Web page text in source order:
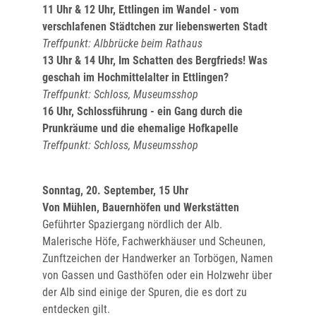
11 Uhr & 12 Uhr, Ettlingen im Wandel - vom
verschlafenen Städtchen zur liebenswerten Stadt
Treffpunkt: Albbrücke beim Rathaus
13 Uhr & 14 Uhr, Im Schatten des Bergfrieds! Was
geschah im Hochmittelalter in Ettlingen?
Treffpunkt: Schloss, Museumsshop
16 Uhr, Schlossführung - ein Gang durch die
Prunkräume und die ehemalige Hofkapelle
Treffpunkt: Schloss, Museumsshop
Sonntag, 20. September, 15 Uhr
Von Mühlen, Bauernhöfen und Werkstätten
Geführter Spaziergang nördlich der Alb.
Malerische Höfe, Fachwerkhäuser und Scheunen,
Zunftzeichen der Handwerker an Torbögen, Namen
von Gassen und Gasthöfen oder ein Holzwehr über
der Alb sind einige der Spuren, die es dort zu
entdecken gilt.